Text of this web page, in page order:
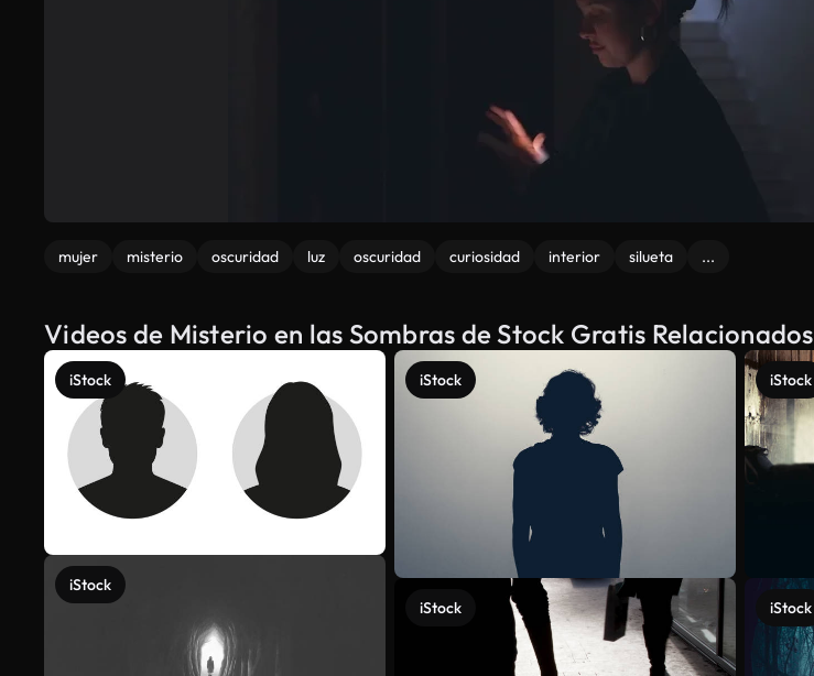
mujer misterio oscuridad luz oscuridad curiosidad interior silueta ...
Videos de Misterio en las Sombras de Stock Gratis Relacionados
iStock
iStock
iStock
iStock
iStock
iStock